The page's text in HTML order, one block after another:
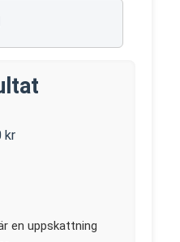
kr
en uppskattning